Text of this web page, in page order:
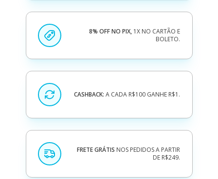
8% OFF NO PIX, 1X NO CARTÃO E
BOLETO.
CASHBACK: A CADA R$100 GANHE R$1.
FRETE GRÁTIS NOS PEDIDOS A PARTIR
DE R$249.